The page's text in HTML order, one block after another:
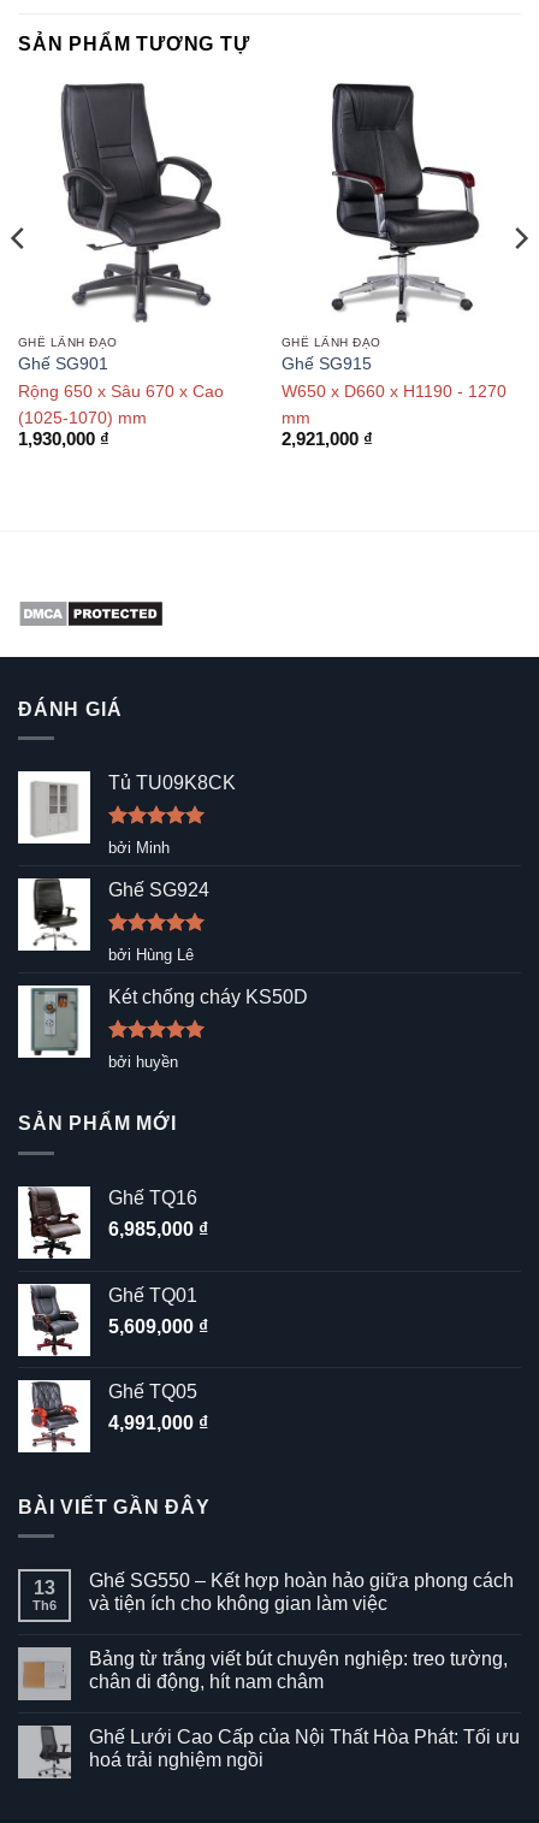
SẢN PHẨM TƯƠNG TỰ
GHẾ LÃNH ĐẠO
Ghế SG901
Rộng 650 x Sâu 670 x Cao
(1025-1070) mm
1,930,000 ₫
GHẾ LÃNH ĐẠO
Ghế SG915
W650 x D660 x H1190 - 1270
mm
2,921,000 ₫
ĐÁNH GIÁ
Tủ TU09K8CK
Được xếp
sao
bởi Minh
Ghế SG924
Được xếp
5
sao
bởi Hùng Lê
Két chống cháy KS50D
Được xếp
hạng5
bởi huyền
SẢN PHẨM MỚI
Ghế TQ16
6,985,000 ₫
Ghế TQ01
5,609,000 ₫
Ghế TQ05
4,991,000 ₫
BÀI VIẾT GẦN ĐÂY
13
Th6
Ghế SG550 – Kết hợp hoàn hảo giữa phong cách
và tiện ích cho không gian làm việc
bình
luận
ở
–
Kết
hợp
Bảng từ trắng viết bút chuyên nghiệp: treo tường,
chân di động, hít nam châm
bình
luận
ở
Ghế Lưới Cao Cấp của Nội Thất Hòa Phát: Tối ưu
hoá trải nghiệm ngồi